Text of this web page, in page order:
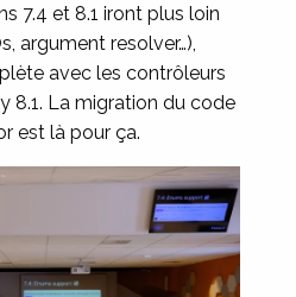
7.4 et 8.1 iront plus loin
argument resolver…),
avec les contrôleurs
8.1. La migration du code
est là pour ça.